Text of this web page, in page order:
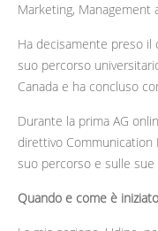
Marketing, Management
Ha decisamente preso il
suo percorso
Canada e ha concluso
Durante la prima AG
direttivo Communication
suo percorso e sulle sue
Quando e come è